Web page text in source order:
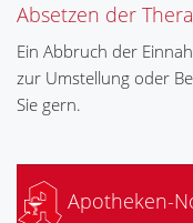
Absetzen der
Ein Abbruch der
zur Umstellung oder
Sie gern.
Apotheken-